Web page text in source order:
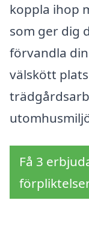
koppla ihop
som ger dig
förvandla
välskött
Få 3